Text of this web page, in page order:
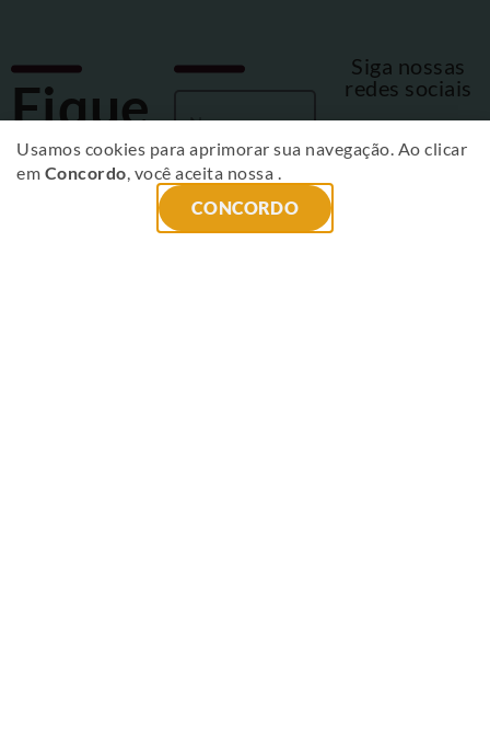
Fique
por
dentro
Siga nossas
redes sociais
CONCORDO
Usamos cookies para aprimorar sua navegação. Ao clicar
em Concordo, você aceita nossa .